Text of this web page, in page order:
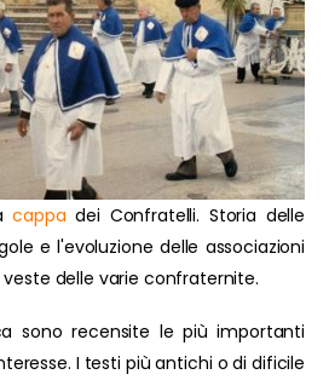
cappa dei Confratelli. Storia delle
e l'evoluzione delle associazioni
delle varie confraternite.
sono recensite le più importanti
I testi più antichi o di dificile